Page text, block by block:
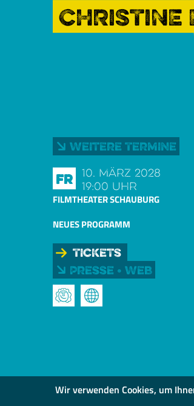
Wir verwenden Cookies, um
CHRISTINE
Weitere Termine
Fr
10. März 2028
19:00 Uhr
FILMTHEATER SCHAUBURG
NEUES PROGRAMM
Tickets
Presse • Web